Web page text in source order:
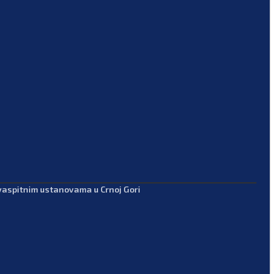
ustanovama u Crnoj Gori